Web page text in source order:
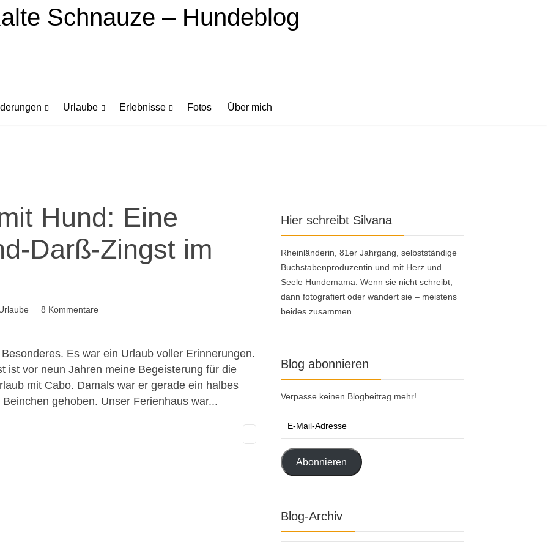
Urlaube Erlebnisse Fotos Über mich
Hund: Eine
Darß-Zingst im
8 Kommentare
Es war ein Urlaub voller Erinnerungen.
ist vor neun Jahren meine Begeisterung für die
mit Cabo. Damals war er gerade ein halbes
gehoben. Unser Ferienhaus war...
Hier schreibt Silvana
Rheinländerin, 81er Jahrgang, selbstständige
Buchstabenproduzentin und mit Herz und
Seele Hundemama. Wenn sie nicht schreibt,
dann fotografiert oder wandert sie – meistens
beides zusammen.
Blog abonnieren
Verpasse keinen Blogbeitrag mehr!
Adresse
Abonnieren
Blog-Archiv